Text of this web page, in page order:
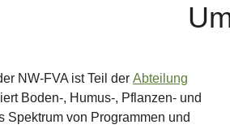
NW-FVA ist Teil der Abteilung
Boden-, Humus-, Pflanzen- und
Spektrum von Programmen und